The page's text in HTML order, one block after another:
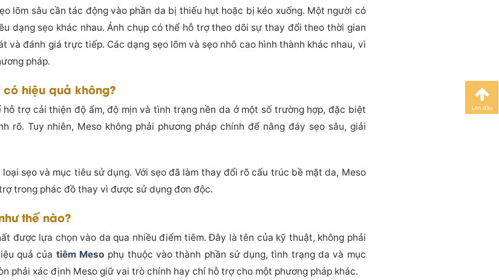
lõm sâu cần tác động vào phần da bị thiếu hụt hoặc bị kéo xuống. Một người có
dạng sẹo khác nhau. Ảnh chụp có thể hỗ trợ theo dõi sự thay đổi theo thời gian
và đánh giá trực tiếp. Các dạng sẹo lõm và sẹo nhô cao hình thành khác nhau, vì
pháp.
hiệu quả không?
hỗ trợ cải thiện độ ẩm, độ mịn và tình trạng nền da ở một số trường hợp, đặc biệt
rõ. Tuy nhiên, Meso không phải phương pháp chính để nâng đáy sẹo sâu, giải
sẹo và mục tiêu sử dụng. Với sẹo đã làm thay đổi rõ cấu trúc bề mặt da, Meso
trong phác đồ thay vì được sử dụng đơn độc.
thế nào?
được lựa chọn vào da qua nhiều điểm tiêm. Đây là tên của kỹ thuật, không phải
quả của tiêm Meso phụ thuộc vào thành phần sử dụng, tình trạng da và mục
phải xác định Meso giữ vai trò chính hay chỉ hỗ trợ cho một phương pháp khác.
Lên đầu